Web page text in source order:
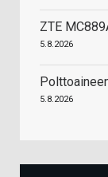
ZTE
5.8.2026
5.8.2026